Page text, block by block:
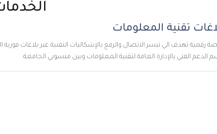
الخدمات
تقنية المعلومات
تهدف الي تيسر الاتصال والرفع بالإشكاليات التقنية عبر بلاغات فورية الي
الفني بالإدارة العامة لتقنية المعلومات وبين منسوبي الجامعة.